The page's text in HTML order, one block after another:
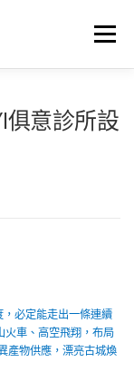
選單
俱意診所設
必定能走出一條連續
車、高空飛翔，布局
產物供應，漂亮古城煥